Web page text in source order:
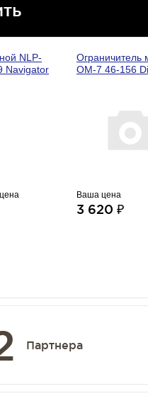
NLP-
Navigator
ОМ-7 46-156
Ваша цена
3 620 ₽
Партнера